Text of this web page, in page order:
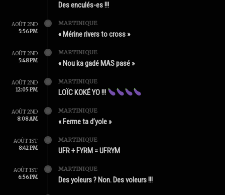
Des enculés-es !!!
AOÛT 2ND
5:56 PM
MARTINIQUE
« Mérine rivers to cross »
AOÛT 2ND
5:48 PM
MARTINIQUE
« Nou ka gadé MAS pasé »
AOÛT 2ND
12:05 PM
MARTINIQUE
LOÏC KOKÉ YO !!!
AOÛT 2ND
8:08 AM
MARTINIQUE
« Ferme ta d’yole »
AOÛT 1ST
8:42 PM
MARTINIQUE
UFR + FYRM = UFRYM
AOÛT 1ST
6:56 PM
MARTINIQUE
Des yoleurs ? Non. Des voleurs !!!